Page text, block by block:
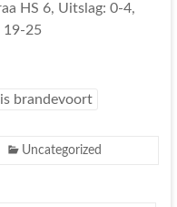
HS 6, Uitslag: 0-4,
19-25
brandevoort
Uncategorized